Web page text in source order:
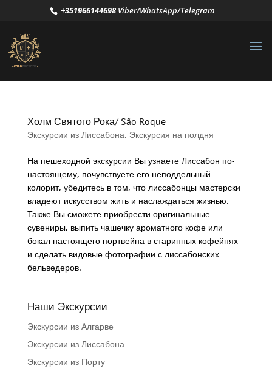
+351966144698Viber/WhatsApp/Telegram
Холм Святого Рока/ São Roque
Экскурсии из Лиссабона, Экскурсия на полдня
На пешеходной экскурсии Вы узнаете Лиссабон по-
настоящему, почувствуете его неподдельный
колорит, убедитесь в том, что лиссабонцы мастерски
владеют искусством жить и наслаждаться жизнью.
Также Вы сможете приобрести оригинальные
сувениры, выпить чашечку ароматного кофе или
бокал настоящего портвейна в старинных кофейнях
и сделать видовые фотографии с лиссабонских
бельведеров.
Наши Экскурсии
Экскурсии из Алгарве
Экскурсии из Лиссабона
Экскурсии из Порту